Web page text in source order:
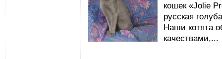
кошек «Jolie
русская
Наши котята
качествами,...